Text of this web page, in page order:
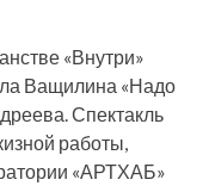
«Внутри»
Ващилина «Надо
Спектакль
работы,
«АРТХАБ»